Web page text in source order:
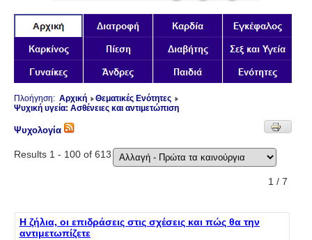
Πλοήγηση: Αρχική
Θεματικές Ενότητες
Ψυχική υγεία: Ασθένειες και αντιμετώπιση
Ψυχολογία
Results 1 - 100 of 613
1 / 7
Η ζήλια, οι επιδράσεις στις σχέσεις και πώς θα την
αντιμετωπίζετε